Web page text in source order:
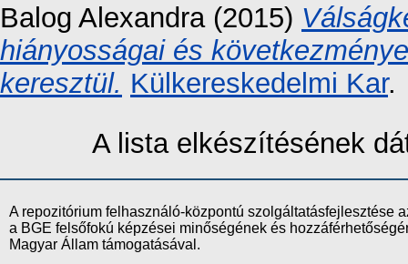
Balog Alexandra (2015)
hiányosságai és
keresztül. Külkereskedelmi Kar.
A lista elkészítésének
A repozitórium felhasználó-központú szolgáltatásfejlesztése
a BGE felsőfokú képzései minőségének és
Magyar Állam támogatásával.